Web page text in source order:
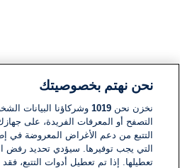
نحن نهتم بخصوصيتك
نخزن نحن1019 وشركاؤنا البيانات
التصفح أو المعرفات الفريدة، على
التتبع من دعم الأغراض المعروضة في
التي يجب توفيرها. سيؤدي تحديد رفض
تعطيلها. إذا تم تعطيل أدوات التتبع،